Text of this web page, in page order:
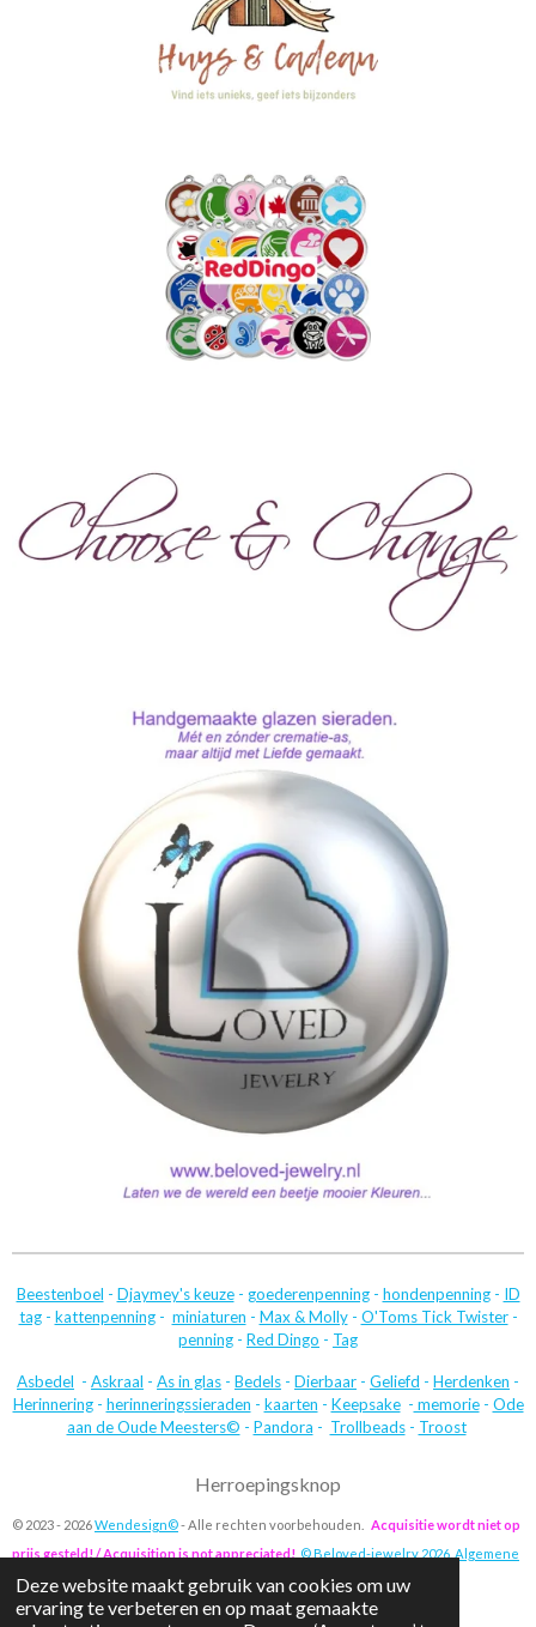
Deze website maakt gebruik van cookies om uw
ervaring te verbeteren en op maat gemaakte
Beestenboel - Djaymey's keuze- goederenpenning- hondenpenning- ID
tag- kattenpenning- miniaturen - Max & Molly- O'Toms Tick Twister-
penning - Red Dingo - Tag
Asbedel - Askraal - As in glas - Bedels - Dierbaar - Geliefd - Herdenken -
Herinnering- herinneringssieraden - kaarten - Keepsake- memorie- Ode
aan de Oude Meesters© - Pandora - Trollbeads- Troost
Herroepingsknop
© 2023 - 2026Wendesign©- Alle rechten voorbehouden.
Acquisitie wordt niet op
prijs gesteld! / Acquisition is not appreciated! © Beloved-jewelry 2026 Algemene
voorwaarden.Privacy.Bestelproces.Verzending. Garantie/Reparatie.
Ruilen/Retourneren. Info m.b.t. verwerken crematie-as